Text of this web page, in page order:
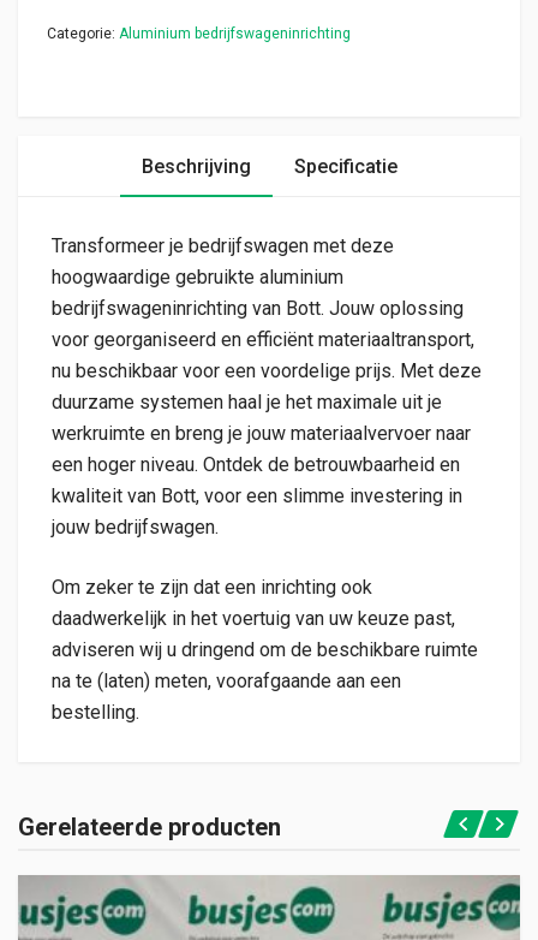
Categorie: Aluminium bedrijfswageninrichting
Beschrijving Specificatie
Transformeer je bedrijfswagen met deze
hoogwaardige gebruikte aluminium
bedrijfswageninrichting van Bott. Jouw oplossing
voor georganiseerd en efficiënt materiaaltransport,
nu beschikbaar voor een voordelige prijs. Met deze
duurzame systemen haal je het maximale uit je
werkruimte en breng je jouw materiaalvervoer naar
een hoger niveau. Ontdek de betrouwbaarheid en
kwaliteit van Bott, voor een slimme investering in
jouw bedrijfswagen.
Om zeker te zijn dat een inrichting ook
daadwerkelijk in het voertuig van uw keuze past,
adviseren wij u dringend om de beschikbare ruimte
na te (laten) meten, voorafgaande aan een
bestelling.
Gerelateerde producten